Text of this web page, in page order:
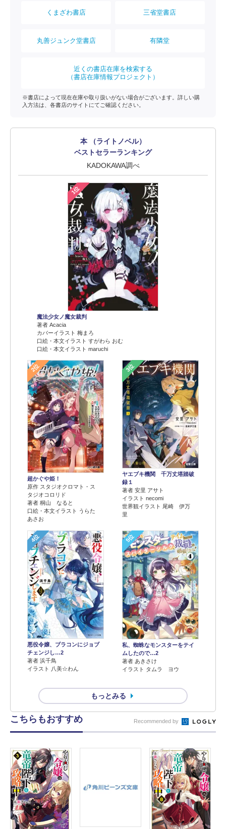
くまざわ書店 三省堂書店
丸善ジュンク堂書店 有隣堂
近くの書店在庫を検索する
（書店在庫情報プロジェクト）
※書店によって現在在庫や取り扱いがない場合がございます。詳しい購
入方法は、各書店のサイトにてご確認ください。
本 （ライトノベル）
ベストセラーランキング
KADOKAWA調べ
1位
魔法少女ノ魔女裁判
著者 Acacia
カバーイラスト 梅まろ
口絵・本文イラスト すがわら おむ
口絵・本文イラスト maruchi
2位
超かぐや姫！
原作 スタジオクロマト・ス
タジオコロリド
著者 桐山 なると
口絵・本文イラスト うらた
あさお
3位
ヤエブキ機関 千万丈塔踏破
録１
著者 安里 アサト
イラスト necomi
世界観イラスト 尾崎 伊万
里
4位
悪役令嬢、ブラコンにジョブ
チェンジし…2
著者 浜千鳥
イラスト 八美☆わん
5位
私、蜘蛛なモンスターをテイ
ムしたので…2
著者 あきさけ
イラスト タムラ ヨウ
もっとみる
こちらもおすすめ Recommended by